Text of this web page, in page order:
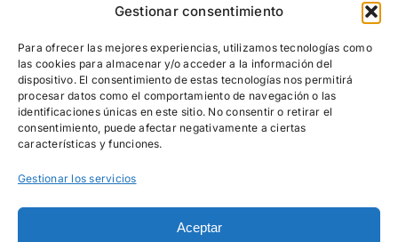
Gestionar consentimiento
Para ofrecer las mejores experiencias, utilizamos tecnologías como
las cookies para almacenar y/o acceder a la información del
dispositivo. El consentimiento de estas tecnologías nos permitirá
procesar datos como el comportamiento de navegación o las
identificaciones únicas en este sitio. No consentir o retirar el
consentimiento, puede afectar negativamente a ciertas
características y funciones.
Gestionar los servicios
Aceptar
CONTRASEÑA PERDIDA